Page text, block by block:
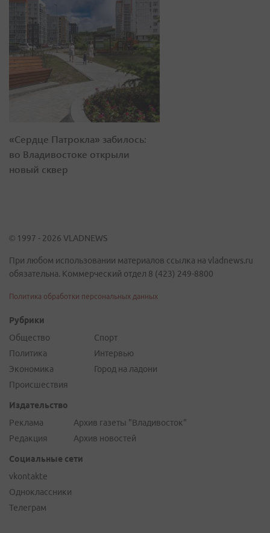
«Сердце Патрокла» забилось:
во Владивостоке открыли
новый сквер
© 1997 - 2026 VLADNEWS
При любом использовании материалов ссылка на vladnews.ru
обязательна. Коммерческий отдел 8 (423) 249-8800
Политика обработки персональных данных
Рубрики
Общество
Политика
Экономика
Происшествия
Спорт
Интервью
Город на ладони
Издательство
Реклама
Редакция
Архив газеты "Владивосток"
Архив новостей
Социальные сети
vkontakte
Одноклассники
Телеграм